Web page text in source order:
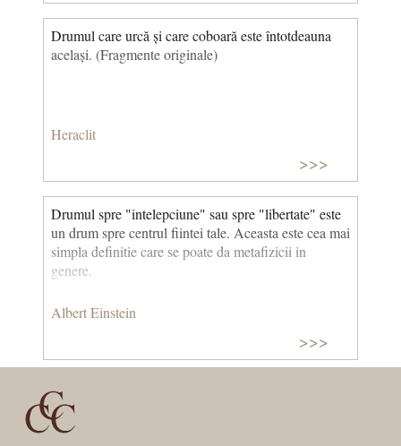
Drumul care urcă și care coboară este întotdeauna
același. (Fragmente originale)
Heraclit
>>>
Drumul spre "intelepciune" sau spre "libertate" este
un drum spre centrul fiintei tale. Aceasta este cea mai
simpla definitie care se poate da metafizicii in
genere.
Albert Einstein
>>>